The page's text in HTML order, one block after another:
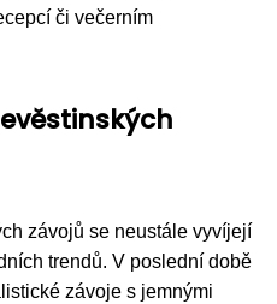
či večerním
závojů se neustále vyvíjejí
trendů. V poslední době
závoje s jemnými